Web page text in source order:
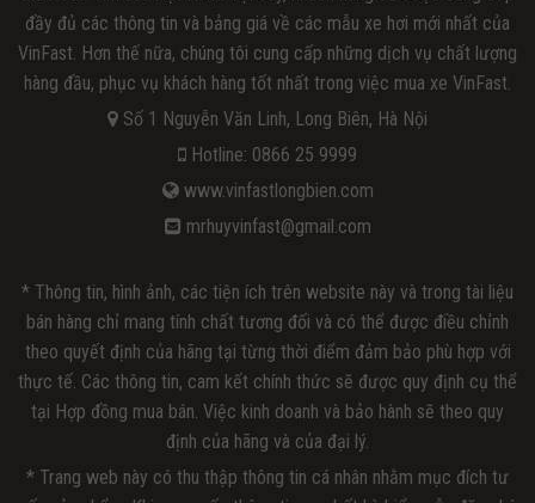
đầy đủ các thông tin và bảng giá về các mẫu xe hơi mới nhất của
VinFast. Hơn thế nữa, chúng tôi cung cấp những dịch vụ chất lượng
hàng đầu, phục vụ khách hàng tốt nhất trong việc mua xe VinFast.
Số 1 Nguyễn Văn Linh, Long Biên, Hà Nội
Hotline: 0866 25 9999
www.vinfastlongbien.com
mrhuyvinfast@gmail.com
* Thông tin, hình ảnh, các tiện ích trên website này và trong tài liệu
bán hàng chỉ mang tính chất tương đối và có thể được điều chỉnh
theo quyết định của hãng tại từng thời điểm đảm bảo phù hợp với
thực tế. Các thông tin, cam kết chính thức sẽ được quy định cụ thể
tại Hợp đồng mua bán. Việc kinh doanh và bảo hành sẽ theo quy
định của hãng và của đại lý.
* Trang web này có thu thập thông tin cá nhân nhằm mục đích tư